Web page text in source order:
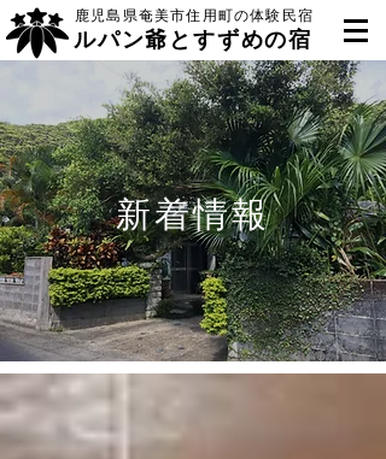
鹿児島県奄美市住用町の体験民宿
ルパン爺とすずめの宿
新着情報